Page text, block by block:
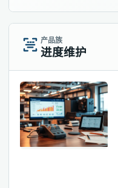
产品族
进度维护